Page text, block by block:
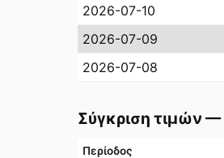
2026-07-10
2026-07-09
2026-07-08
Σύγκριση τιμών —
Περίοδος